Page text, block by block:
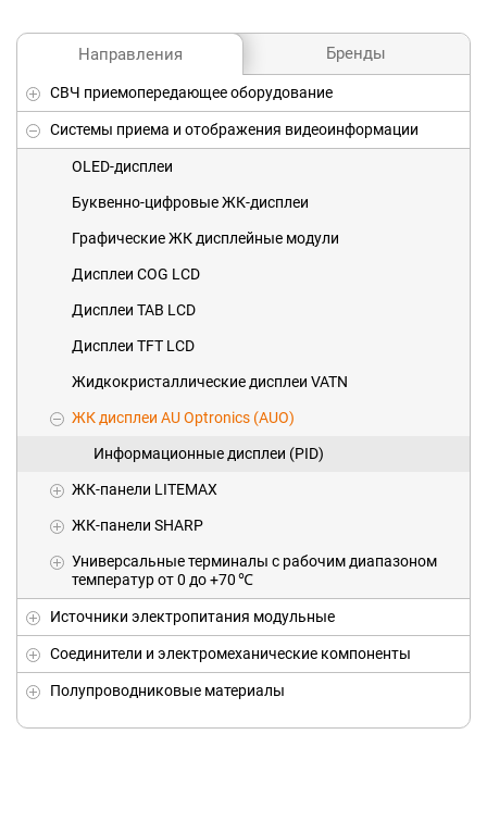
Направления Бренды
СВЧ приемопередающее оборудование
Системы приема и отображения видеоинформации
OLED-дисплеи
Буквенно-цифровые ЖК-дисплеи
Графические ЖК дисплейные модули
Дисплеи COG LCD
Дисплеи TAB LCD
Дисплеи TFT LCD
Жидкокристаллические дисплеи VATN
ЖК дисплеи AU Optronics (AUO)
Информационные дисплеи (PID)
ЖК-панели LITEMAX
ЖК-панели SHARP
Универсальныe терминалы с рабочим диапазоном
температур от 0 до +70 ℃
Источники электропитания модульные
Соединители и электромеханические компоненты
Полупроводниковые материалы